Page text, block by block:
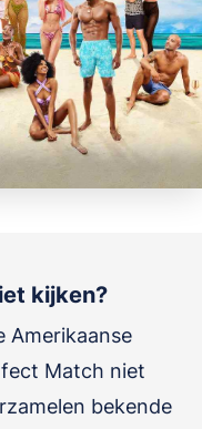
kijken?
Amerikaanse
Match niet
bekende